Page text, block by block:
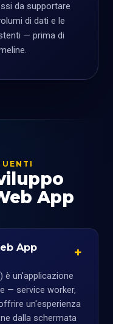
da supportare
di dati e le
— prima di
App
App
è un'applicazione
— service worker,
un'esperienza
dalla schermata